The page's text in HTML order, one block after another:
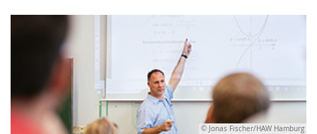
© Jonas Fischer/HAW Hamburg